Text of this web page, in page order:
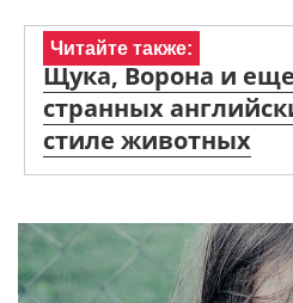
Читайте также:
Щука, Ворона и
странных
стиле животных